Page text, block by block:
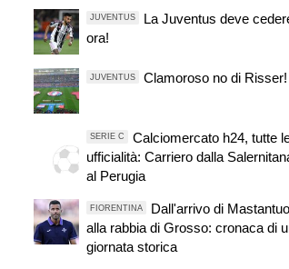
JUVENTUS
La Juventus deve
ora!
JUVENTUS Clamoroso no di Risser!
SERIE C
Calciomercato h24, tutte
ufficialità: Carriero dalla
al Perugia
FIORENTINA
Dall'arrivo di
alla rabbia di Grosso: cronaca di
giornata storica